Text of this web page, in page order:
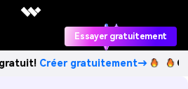
Essayer gratuitement
gratuitement→ Créez des